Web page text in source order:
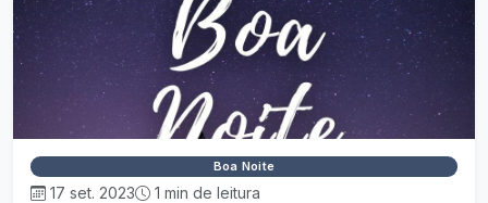
Boa Noite
17 set. 2023 1 min de leitura